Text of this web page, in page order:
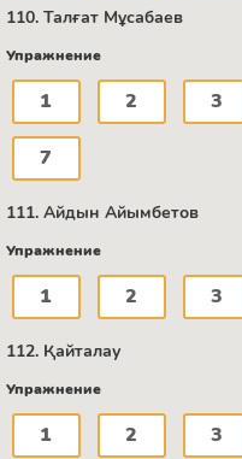
110. Талғат Мұсабаев
Упражнение
1 2 3
7
111. Айдын Айымбетов
Упражнение
1 2 3
112. Қайталау
Упражнение
1 2 3